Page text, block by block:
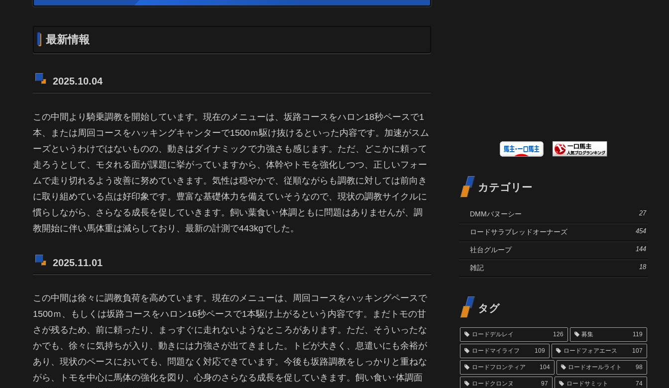
最新情報
2025.10.04
この中間より騎乗調教を開始しています。現在のメニューは、坂路コースをハロン18秒ペースで1
本、または周回コースをハッキングキャンターで1500ｍ駆け抜けるといった内容です。加速がスム
ーズというわけではないものの、動きはダイナミックで力強さも感じます。ただ、どこかに頼って
走ろうとして、モタれる面が課題に挙がっていますから、体幹やトモを強化しつつ、正しいフォー
ムで走り切れるよう改善に努めていきます。気性は穏やかで、従順ながらも調教に対しては前向き
に取り組めている点は好印象です。豊富な基礎体力を備えていそうなので、現状の調教サイクルに
慣らしながら、さらなる成長を促していきます。飼い葉食い･体調ともに問題はありませんが、調
教開始に伴い馬体重は減らしており、最新の計測で443kgでした。
2025.11.01
この中間は徐々に調教負荷を高めています。現在のメニューは、周回コースをハッキングペースで
1500ｍ、もしくは坂路コースをハロン16秒ペースで1本駆け上がるという内容です。まだトモの甘
さが残るため、前に頼ったり、まっすぐに走れないようなところがあります。ただ、そういったな
かでも、徐々に気持ちが入り、動きには力強さが出てきました。トビが大きく、息遣いにも余裕が
あり、現状のペースにおいても、問題なく対応できています。今後も坂路調教をしっかりと重ねな
がら、トモを中心に馬体の強化を図り、心身のさらなる成長を促していきます。飼い食い･体調面
カテゴリー
DMMバヌーシー 27
ロードサラブレッドオーナーズ 454
社台グループ 144
雑記 18
タグ
ロードデルレイ 126 募集 119
ロードマイライフ 109 ロードフォアエース 107
ロードフロンティア 104 ロードオールライト 98
ロードクロンヌ 97 ロードサミット 74